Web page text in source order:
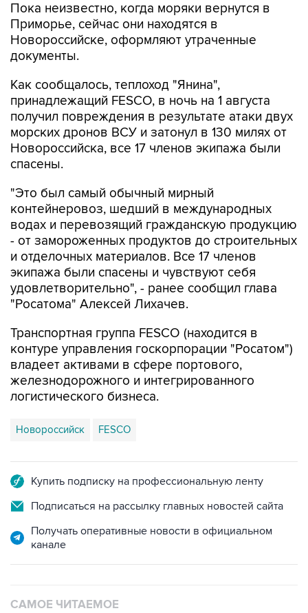
Пока неизвестно, когда моряки вернутся в
Приморье, сейчас они находятся в
Новороссийске, оформляют утраченные
документы.
Как сообщалось, теплоход "Янина",
принадлежащий FESCO, в ночь на 1 августа
получил повреждения в результате атаки двух
морских дронов ВСУ и затонул в 130 милях от
Новороссийска, все 17 членов экипажа были
спасены.
"Это был самый обычный мирный
контейнеровоз, шедший в международных
водах и перевозящий гражданскую продукцию
- от замороженных продуктов до строительных
и отделочных материалов. Все 17 членов
экипажа были спасены и чувствуют себя
удовлетворительно", - ранее сообщил глава
"Росатома" Алексей Лихачев.
Транспортная группа FESCO (находится в
контуре управления госкорпорации "Росатом")
владеет активами в сфере портового,
железнодорожного и интегрированного
логистического бизнеса.
Новороссийск FESCO
Купить подписку на профессиональную ленту
Подписаться на рассылку главных новостей сайта
Получать оперативные новости в официальном
канале
САМОЕ ЧИТАЕМОЕ